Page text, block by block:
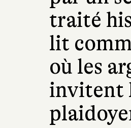
traité
lit
où les
invitent